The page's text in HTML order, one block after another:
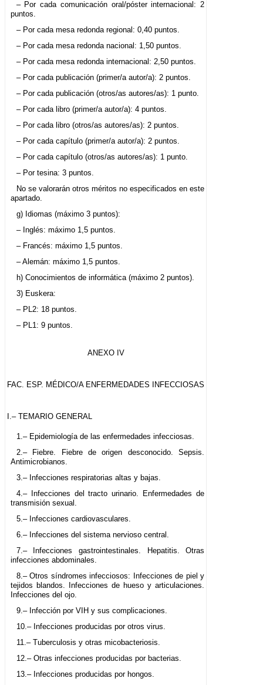
– Por cada comunicación oral/póster internacional: 2
puntos.
– Por cada mesa redonda regional: 0,40 puntos.
– Por cada mesa redonda nacional: 1,50 puntos.
– Por cada mesa redonda internacional: 2,50 puntos.
– Por cada publicación (primer/a autor/a): 2 puntos.
– Por cada publicación (otros/as autores/as): 1 punto.
– Por cada libro (primer/a autor/a): 4 puntos.
– Por cada libro (otros/as autores/as): 2 puntos.
– Por cada capítulo (primer/a autor/a): 2 puntos.
– Por cada capítulo (otros/as autores/as): 1 punto.
– Por tesina: 3 puntos.
No se valorarán otros méritos no especificados en este
apartado.
g) Idiomas (máximo 3 puntos):
– Inglés: máximo 1,5 puntos.
– Francés: máximo 1,5 puntos.
– Alemán: máximo 1,5 puntos.
h) Conocimientos de informática (máximo 2 puntos).
3) Euskera:
– PL2: 18 puntos.
– PL1: 9 puntos.
ANEXO IV
FAC. ESP. MÉDICO/A ENFERMEDADES INFECCIOSAS
I.– TEMARIO GENERAL
1.– Epidemiología de las enfermedades infecciosas.
2.– Fiebre. Fiebre de origen desconocido. Sepsis.
Antimicrobianos.
3.– Infecciones respiratorias altas y bajas.
4.– Infecciones del tracto urinario. Enfermedades de
transmisión sexual.
5.– Infecciones cardiovasculares.
6.– Infecciones del sistema nervioso central.
7.– Infecciones gastrointestinales. Hepatitis. Otras
infecciones abdominales.
8.– Otros síndromes infecciosos: Infecciones de piel y
tejidos blandos. Infecciones de hueso y articulaciones.
Infecciones del ojo.
9.– Infección por VIH y sus complicaciones.
10.– Infecciones producidas por otros virus.
11.– Tuberculosis y otras micobacteriosis.
12.– Otras infecciones producidas por bacterias.
13.– Infecciones producidas por hongos.